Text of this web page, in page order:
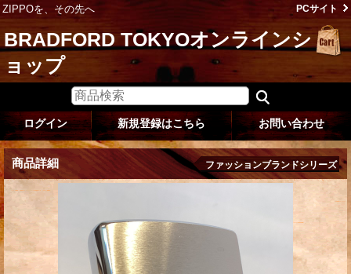
ZIPPOを、その先へ PCサイト
BRADFORD TOKYOオンラインシ
ョップ
ログイン 新規登録はこちら お問い合わせ
商品詳細 ファッションブランドシリーズ